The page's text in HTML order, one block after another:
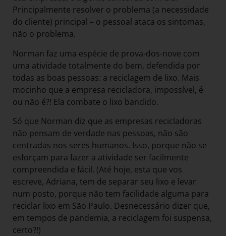
Principalmente resolver o problema (a necessidade
do cliente) principal – o pessoal ataca os sintomas,
não o problema.
Norman faz uma espécie de prova-dos-nove com
uma atividade totalmente do bem, defendida por
todas as boas pessoas: a reciclagem de lixo. Mais
mocinho que a empresa recicladora, impossível, é
ou não é?! Ela combate o lixo bandido.
Só que Norman diz que as empresas recicladoras
não pensam de verdade nas pessoas, não são
centradas nos seres humanos. Isso, porque não se
esforçam para fazer a atividade ser facilmente
compreendida e fácil. (Até hoje, esta que vos
escreve, Adriana, tem de separar seu lixo e levar
num posto, porque não tem facilidade alguma para
reciclar lixo em São Paulo. Desnecessário dizer que,
em tempos de pandemia, a reciclagem foi suspensa,
certo?!)